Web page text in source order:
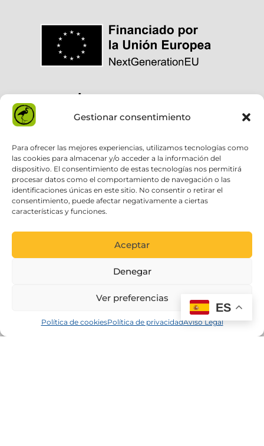
Gestionar consentimiento
Para ofrecer las mejores experiencias, utilizamos tecnologías como
las cookies para almacenar y/o acceder a la información del
dispositivo. El consentimiento de estas tecnologías nos permitirá
procesar datos como el comportamiento de navegación o las
identificaciones únicas en este sitio. No consentir o retirar el
consentimiento, puede afectar negativamente a ciertas
características y funciones.
Aceptar
Denegar
Ver preferencias
Política de cookiesPolítica de privacidadAviso Legal
ES